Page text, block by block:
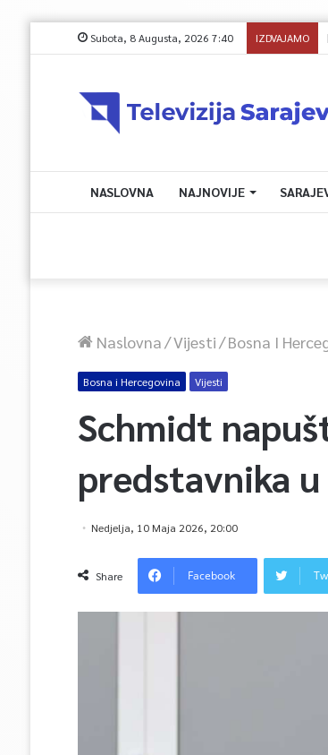
Subota, 8 Augusta, 2026 7:40 IZDVAJAMO
NASLOVNA NAJNOVIJE
Naslovna/Vijesti/Bosna I
Bosna i Hercegovina Vijesti
Schmidt
predstavnika u
Nedjelja, 10 Maja 2026, 20:00
Share Facebook